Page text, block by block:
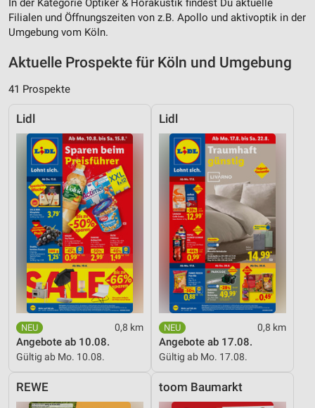
In der Kategorie Optiker & Hörakustik findest Du aktuelle
Filialen und Öffnungszeiten von z.B. Apollo und aktivoptik in der
Umgebung vom Köln.
Aktuelle Prospekte für Köln und Umgebung
41 Prospekte
Lidl
0,8 km
Angebote ab 10.08.
Gültig ab Mo. 10.08.
Lidl
0,8 km
Angebote ab 17.08.
Gültig ab Mo. 17.08.
REWE toom Baumarkt